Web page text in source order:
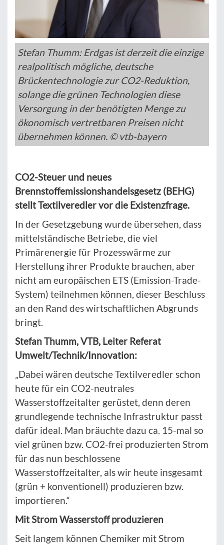
Stefan Thumm: Erdgas ist derzeit die einzige
realpolitisch mögliche, deutsche
Brückentechnologie zur CO2-Reduktion,
solange die grünen Technologien diese
Versorgung in der benötigten Menge zu
ökonomisch vertretbaren Preisen nicht
übernehmen können. © vtb-bayern
CO2-Steuer und neues
Brennstoffemissionshandelsgesetz (BEHG)
stellt Textilveredler vor die Existenzfrage.
In der Gesetzgebung wurde übersehen, dass
mittelständische Betriebe, die viel
Primärenergie für Prozesswärme zur
Herstellung ihrer Produkte brauchen, aber
nicht am europäischen ETS (Emission-Trade-
System) teilnehmen können, dieser Beschluss
an den Rand des wirtschaftlichen Abgrunds
bringt.
Stefan Thumm, VTB, Leiter Referat
Umwelt/Technik/Innovation:
„Dabei wären deutsche Textilveredler schon
heute für ein CO2-neutrales
Wasserstoffzeitalter gerüstet, denn deren
grundlegende technische Infrastruktur passt
dafür ideal. Man bräuchte dazu ca. 15-mal so
viel grünen bzw. CO2-frei produzierten Strom
für das nun beschlossene
Wasserstoffzeitalter, als wir heute insgesamt
(grün + konventionell) produzieren bzw.
importieren.“
Mit Strom Wasserstoff produzieren
Seit langem können Chemiker mit Strom